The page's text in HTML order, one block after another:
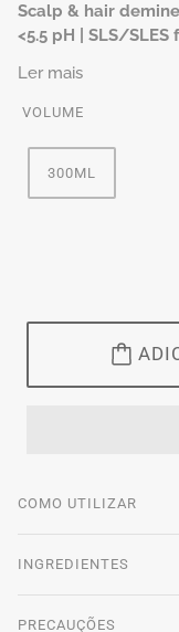
Scalp & hair
<5.5 pH | SLS/
Ler mais
VOLUME
300ML
COMO UTILIZAR
INGREDIENTES
PRECAUÇÕES